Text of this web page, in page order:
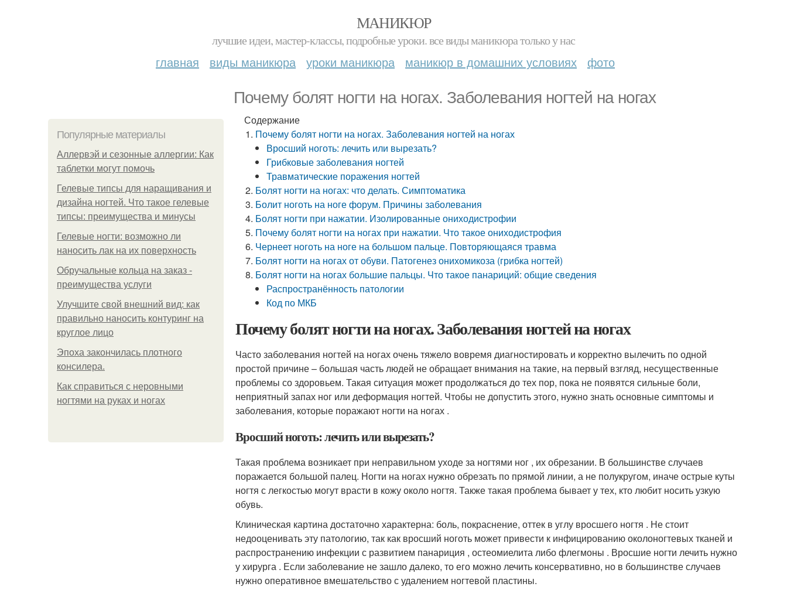
МАНИКЮР
лучшие идеи, мастер-классы, подробные уроки. все виды маникюра только у нас
главная виды маникюра уроки маникюра маникюр в домашних условиях фото
Почему болят ногти на ногах. Заболевания ногтей на ногах
Популярные материалы
Аллервэй и сезонные аллергии: Как
таблетки могут помочь
Гелевые типсы для наращивания и
дизайна ногтей. Что такое гелевые
типсы: преимущества и минусы
Гелевые ногти: возможно ли
наносить лак на их поверхность
Обручальные кольца на заказ -
преимущества услуги
Улучшите свой внешний вид: как
правильно наносить контуринг на
круглое лицо
Эпоха закончилась плотного
консилера.
Как справиться с неровными
ногтями на руках и ногах
Содержание
Почему болят ногти на ногах. Заболевания ногтей на ногах
Вросший ноготь: лечить или вырезать?
Грибковые заболевания ногтей
Травматические поражения ногтей
Болят ногти на ногах: что делать. Симптоматика
Болит ноготь на ноге форум. Причины заболевания
Болят ногти при нажатии. Изолированные ониходистрофии
Почему болят ногти на ногах при нажатии. Что такое ониходистрофия
Чернеет ноготь на ноге на большом пальце. Повторяющаяся травма
Болят ногти на ногах от обуви. Патогенез онихомикоза (грибка ногтей)
Болят ногти на ногах большие пальцы. Что такое панариций: общие сведения
Распространённость патологии
Код по МКБ
Почему болят ногти на ногах. Заболевания ногтей на ногах
Часто заболевания ногтей на ногах очень тяжело вовремя диагностировать и корректно вылечить по одной
простой причине – большая часть людей не обращает внимания на такие, на первый взгляд, несущественные
проблемы со здоровьем. Такая ситуация может продолжаться до тех пор, пока не появятся сильные боли,
неприятный запах ног или деформация ногтей. Чтобы не допустить этого, нужно знать основные симптомы и
заболевания, которые поражают ногти на ногах .
Вросший ноготь: лечить или вырезать?
Такая проблема возникает при неправильном уходе за ногтями ног , их обрезании. В большинстве случаев
поражается большой палец. Ногти на ногах нужно обрезать по прямой линии, а не полукругом, иначе острые куты
ногтя с легкостью могут врасти в кожу около ногтя. Также такая проблема бывает у тех, кто любит носить узкую
обувь.
Клиническая картина достаточно характерна: боль, покраснение, оттек в углу вросшего ногтя . Не стоит
недооценивать эту патологию, так как вросший ноготь может привести к инфицированию околоногтевых тканей и
распространению инфекции с развитием панариция , остеомиелита либо флегмоны . Вросшие ногти лечить нужно
у хирурга . Если заболевание не зашло далеко, то его можно лечить консервативно, но в большинстве случаев
нужно оперативное вмешательство с удалением ногтевой пластины.